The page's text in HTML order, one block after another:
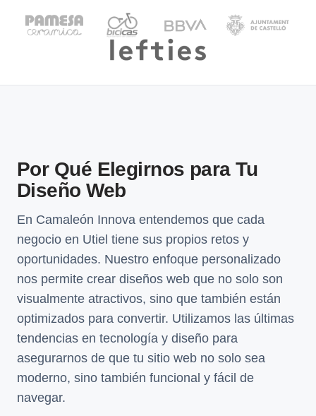
Por Qué Elegirnos para Tu
Diseño Web
En Camaleón Innova entendemos que cada
negocio en Utiel tiene sus propios retos y
oportunidades. Nuestro enfoque personalizado
nos permite crear diseños web que no solo son
visualmente atractivos, sino que también están
optimizados para convertir. Utilizamos las últimas
tendencias en tecnología y diseño para
asegurarnos de que tu sitio web no solo sea
moderno, sino también funcional y fácil de
navegar.